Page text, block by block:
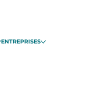
ENTREPRISES